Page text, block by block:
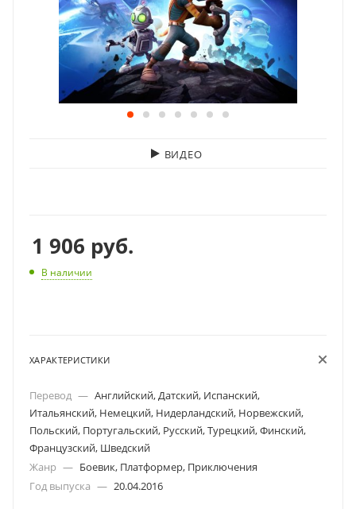
ВИДЕО
1 906 руб.
В наличии
ХАРАКТЕРИСТИКИ
Перевод — Английский, Датский, Испанский,
Итальянский, Немецкий, Нидерландский, Норвежский,
Польский, Португальский, Русский, Турецкий, Финский,
Французский, Шведский
Жанр — Боевик, Платформер, Приключения
Год выпуска — 20.04.2016